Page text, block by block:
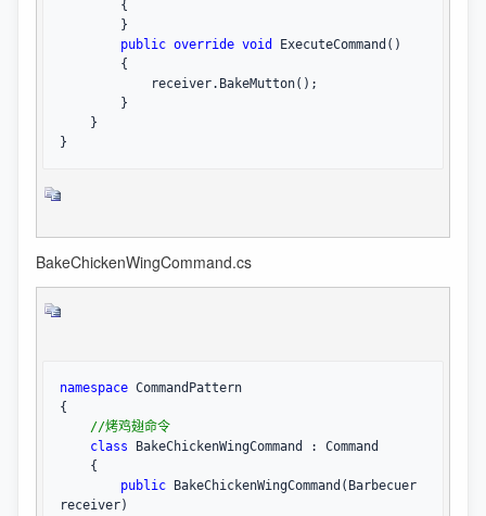
public override void
ExecuteCommand()
}
BakeChickenWingCommand.cs
namespace CommandPattern
{
//烤鸡翅命令
class BakeChickenWingCommand : Command
public BakeChickenWingCommand(Barbecuer
receiver)